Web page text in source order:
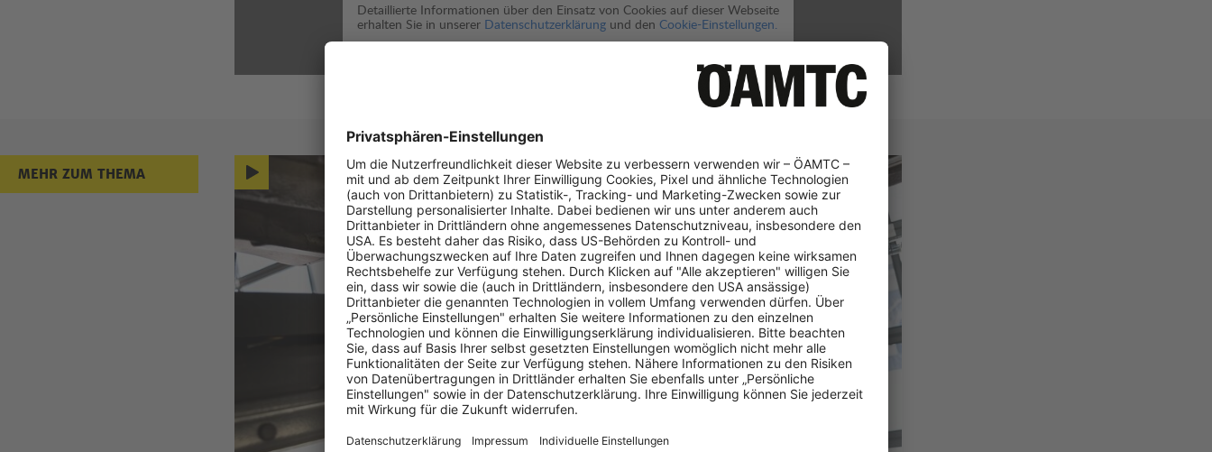
Detaillierte Informationen über den Einsatz von Cookies auf dieser Webseite
erhalten Sie in unserer Datenschutzerklärung und den Cookie-Einstellungen.
MEHR ZUM THEMA Mehr zum Thema